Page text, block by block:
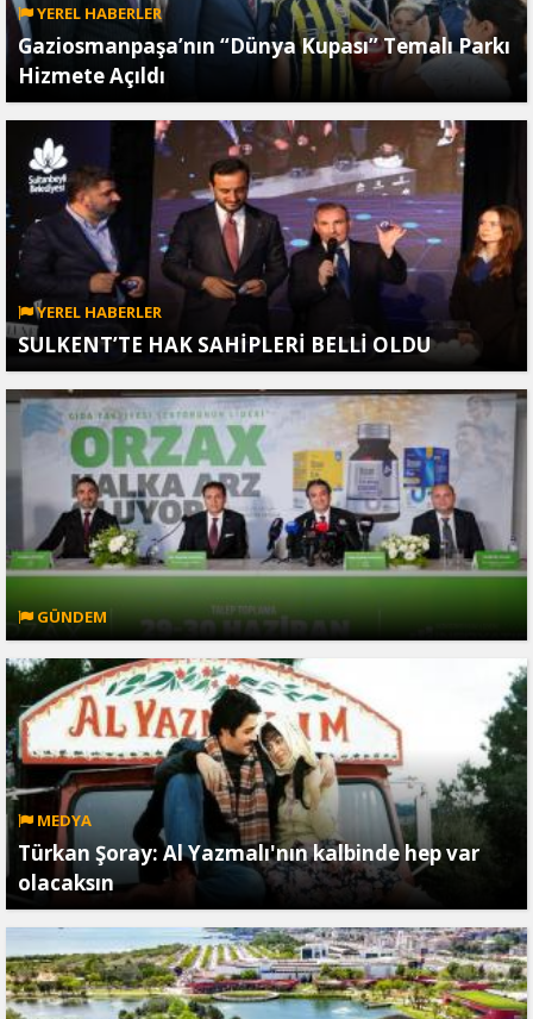
YEREL HABERLER
Gaziosmanpaşa’nın “Dünya Kupası” Temalı Parkı
Hizmete Açıldı
YEREL HABERLER
SULKENT’TE HAK SAHİPLERİ BELLİ OLDU
GÜNDEM
MEDYA
Türkan Şoray: Al Yazmalı'nın kalbinde hep var
olacaksın